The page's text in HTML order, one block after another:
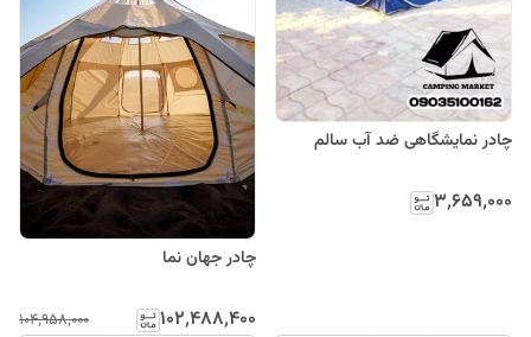
چادر نمایشگاهی ضد آب سالم
۳٬۶۵۹٬۰۰۰
چادر جهان نما
۱۰۲٬۴۸۸٬۴۰۰ ۱۰۴٬۹۵۸٬۰۰۰